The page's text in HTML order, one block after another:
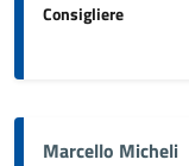
Consigliere
Marcello Micheli